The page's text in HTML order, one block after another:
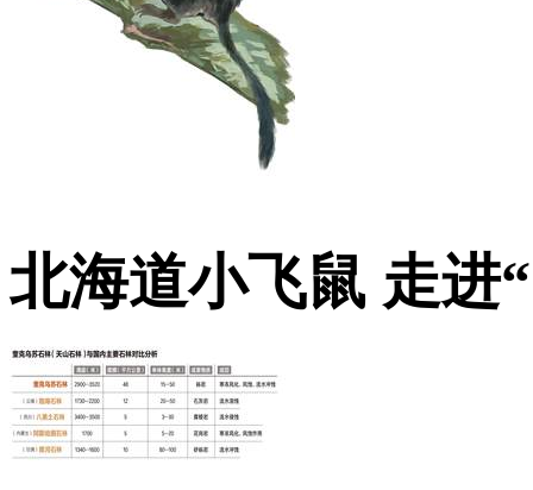
北海道小飞鼠 走进